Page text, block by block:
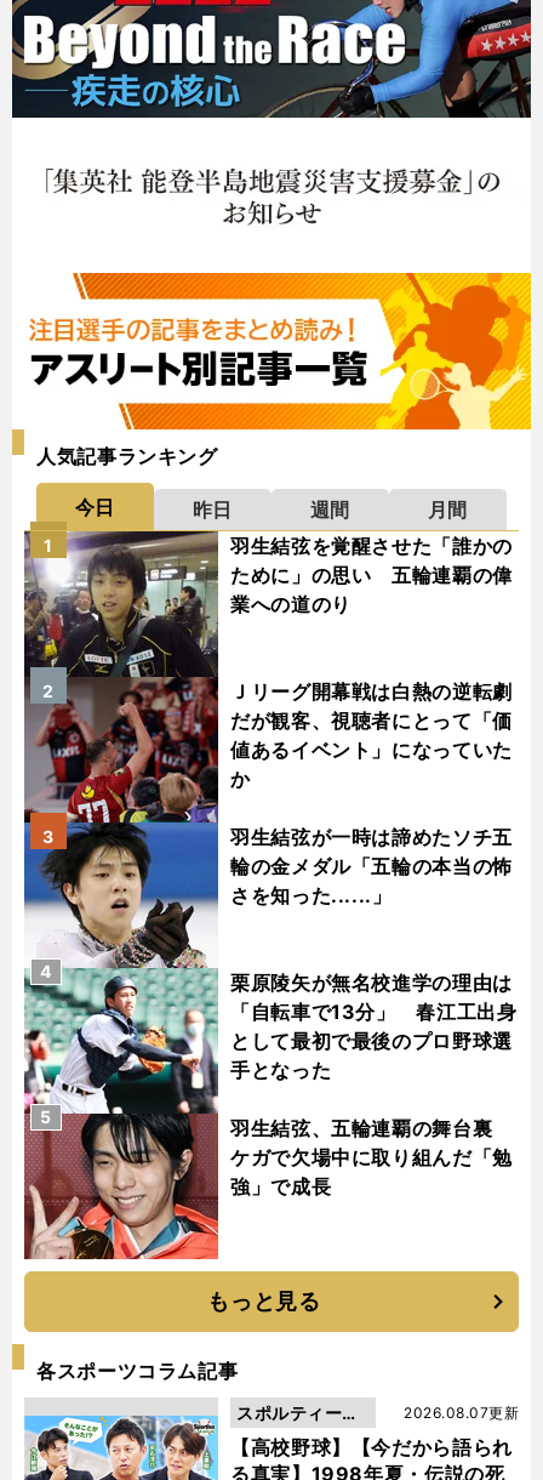
人気記事ランキング
今日 昨日 週間
月間
羽生結弦を覚醒させた「誰かの
ために」の思い 五輪連覇の偉
業への道のり
1
Ｊリーグ開幕戦は白熱の逆転劇
だが観客、視聴者にとって「価
値あるイベント」になっていた
か
2
羽生結弦が一時は諦めたソチ五
輪の金メダル「五輪の本当の怖
さを知った......」
3
栗原陵矢が無名校進学の理由は
「自転車で13分」 春江工出身
として最初で最後のプロ野球選
手となった
4
羽生結弦、五輪連覇の舞台裏
ケガで欠場中に取り組んだ「勉
強」で成長
5
もっと見る
各スポーツコラム記事
【高校野球】【今だから語られ
る真実】1998年夏・伝説の死
2026.08.07更新
スポルティーバ
動画